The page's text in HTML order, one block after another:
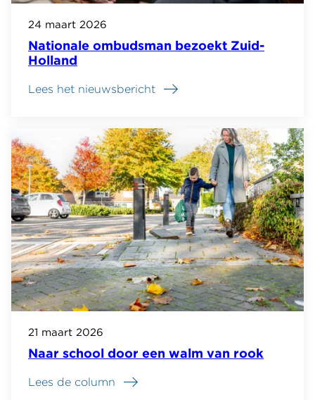
Nationale ombudsman bezoekt Zuid-
Holland
24 maart 2026
Lees het nieuwsbericht
Naar school door een walm van rook
21 maart 2026
Lees de column